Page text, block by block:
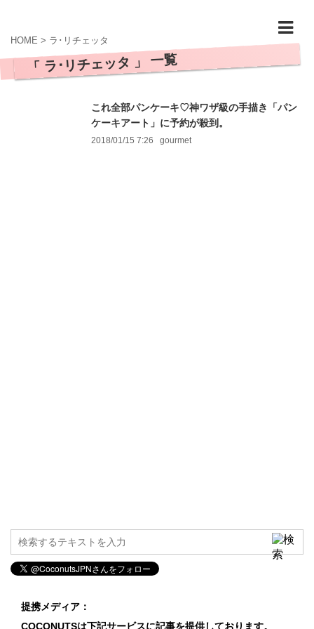
HOME > ラ･リチェッタ
「 ラ･リチェッタ 」 一覧
これ全部パンケーキ♡神ワザ級の手描き「パン
ケーキアート」に予約が殺到。
2018/01/15 7:26 gourmet
提携メディア：
COCONUTSは下記サービスに記事を提供しております。